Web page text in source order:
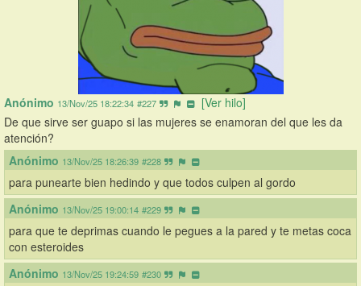
Anónimo 13/Nov/25 18:22:34 #227
[Ver hilo]
De que sirve ser guapo si las mujeres se enamoran del que les da
atención?
Anónimo 13/Nov/25 18:26:39 #228
para punearte bien hedindo y que todos culpen al gordo
Anónimo 13/Nov/25 19:00:14 #229
para que te deprimas cuando le pegues a la pared y te metas coca
con esteroides
Anónimo 13/Nov/25 19:24:59 #230